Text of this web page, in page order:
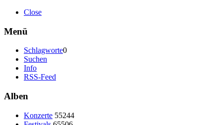
Close
Menü
Schlagworte0
Suchen
Info
RSS-Feed
Alben
Konzerte 55244